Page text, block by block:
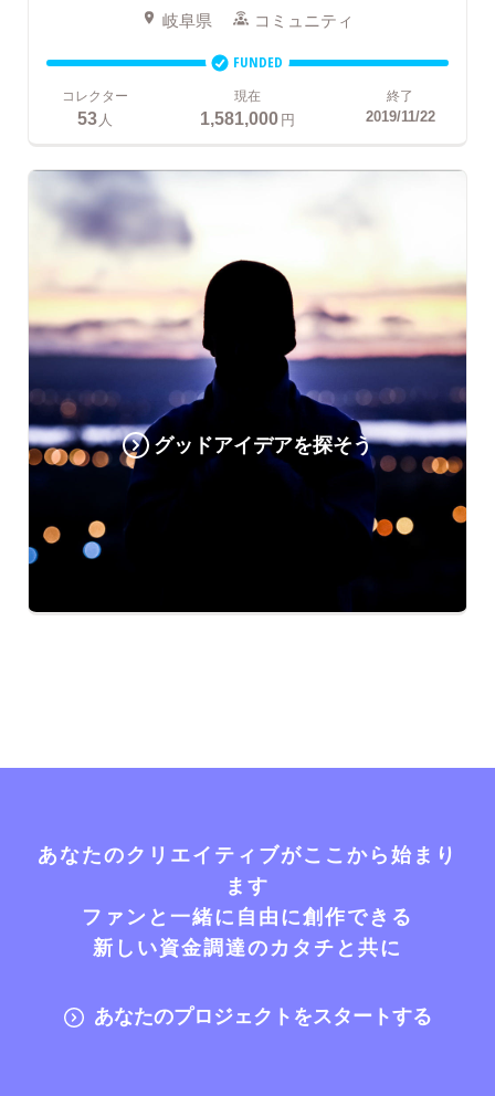
岐阜県 コミュニティ
FUNDED
コレクター
53 人
現在
1,581,000円
終了
2019/11/22
グッドアイデアを探そう
あなたのクリエイティブがここから始まり
ます
ファンと一緒に自由に創作できる
新しい資金調達のカタチと共に
あなたのプロジェクトをスタートする